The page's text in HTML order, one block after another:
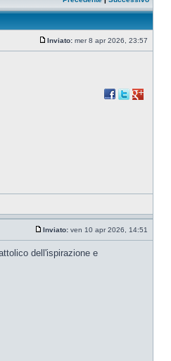
Inviato: mer 8 apr 2026, 23:57
Inviato: ven 10 apr 2026, 14:51
dell'ispirazione e